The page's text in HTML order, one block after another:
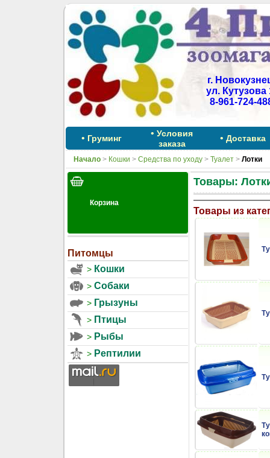
г.
ул. Кутузова
8-961-724-
• Груминг • Условия
заказа
• Доставка
Начало> Кошки > Средства по уходу> Туалет> Лотки
Питомцы
Кошки
Собаки
Грызуны
Птицы
Рыбы
Рептилии
Товары:
Товары из